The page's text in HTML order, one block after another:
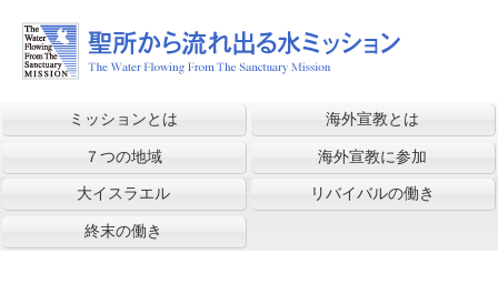
ミッションとは 海外宣教とは
７つの地域 海外宣教に参加
大イスラエル リバイバルの働き
終末の働き